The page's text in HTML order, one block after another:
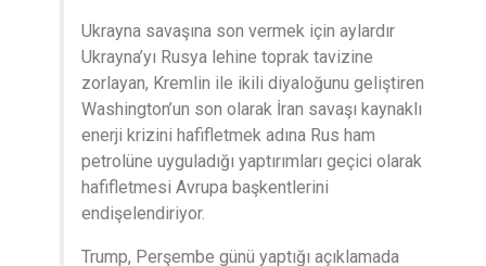
Ukrayna savaşına son vermek için aylardır
Ukrayna’yı Rusya lehine toprak tavizine
zorlayan, Kremlin ile ikili diyaloğunu geliştiren
Washington’un son olarak İran savaşı kaynaklı
enerji krizini hafifletmek adına Rus ham
petrolüne uyguladığı yaptırımları geçici olarak
hafifletmesi Avrupa başkentlerini
endişelendiriyor.
Trump, Perşembe günü yaptığı açıklamada